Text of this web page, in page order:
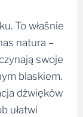
To właśnie
natura –
swoje
blaskiem.
dźwięków
ułatwi